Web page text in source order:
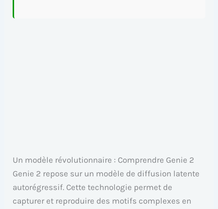
Un modèle révolutionnaire : Comprendre Genie 2
Genie 2 repose sur un modèle de diffusion latente
autorégressif. Cette technologie permet de
capturer et reproduire des motifs complexes en